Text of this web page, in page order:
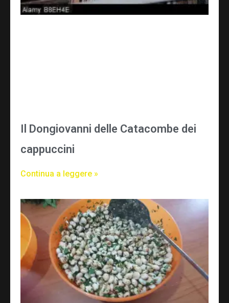
Il Dongiovanni delle Catacombe dei
cappuccini
Continua a leggere »